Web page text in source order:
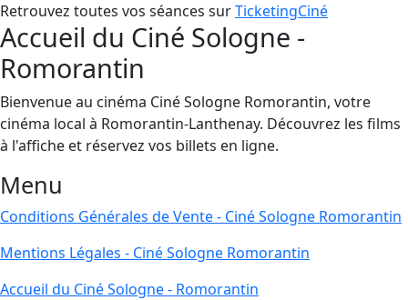
Retrouvez toutes vos séances surTicketingCiné
Accueil du Ciné Sologne -
Romorantin
Bienvenue au cinéma Ciné Sologne Romorantin, votre
cinéma local à Romorantin-Lanthenay. Découvrez les films
à l'affiche et réservez vos billets en ligne.
Menu
Conditions Générales de Vente - Ciné Sologne Romorantin
Mentions Légales - Ciné Sologne Romorantin
Accueil du Ciné Sologne - Romorantin